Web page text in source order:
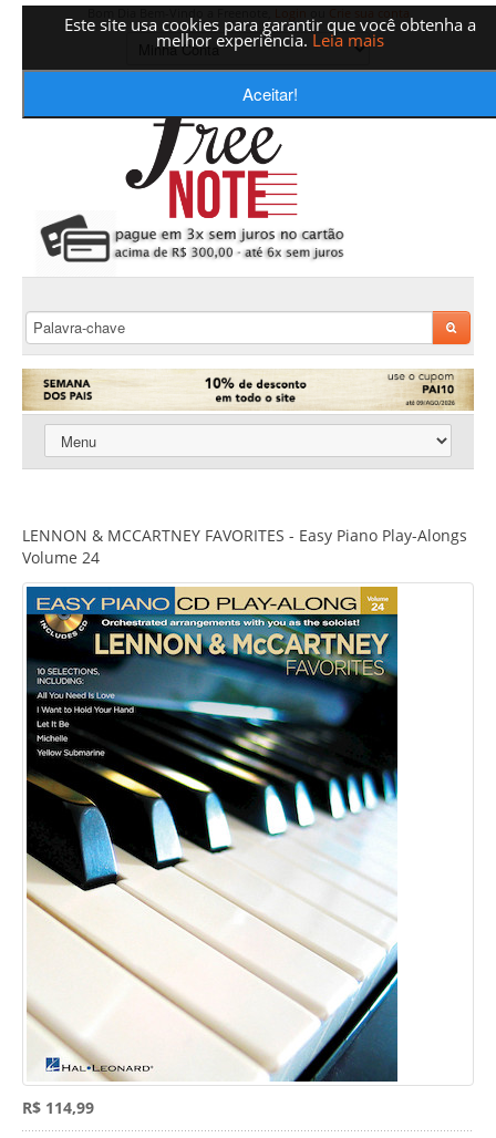
Este site usa cookies para garantir que você obtenha a
melhor experiência. Leia mais
Aceitar!
LENNON & MCCARTNEY FAVORITES - Easy Piano Play-Alongs
Volume 24
R$ 114,99